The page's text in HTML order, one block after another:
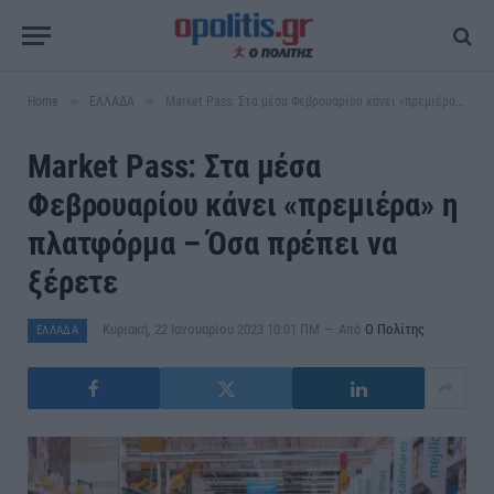
Home ΕΛΛΑΔΑ Market Pass: Στα μέσα Φεβρουαρίου κάνει «πρεμιέρα» η πλατφόρμα – Όσα πρέπει να ξέρετε
Market Pass: Στα μέσα
Φεβρουαρίου κάνει «πρεμιέρα» η
πλατφόρμα – Όσα πρέπει να
ξέρετε
ΕΛΛΑΔΑ Κυριακή, 22 Ιανουαρίου 2023 10:01 ΠΜ Από Ο Πολίτης